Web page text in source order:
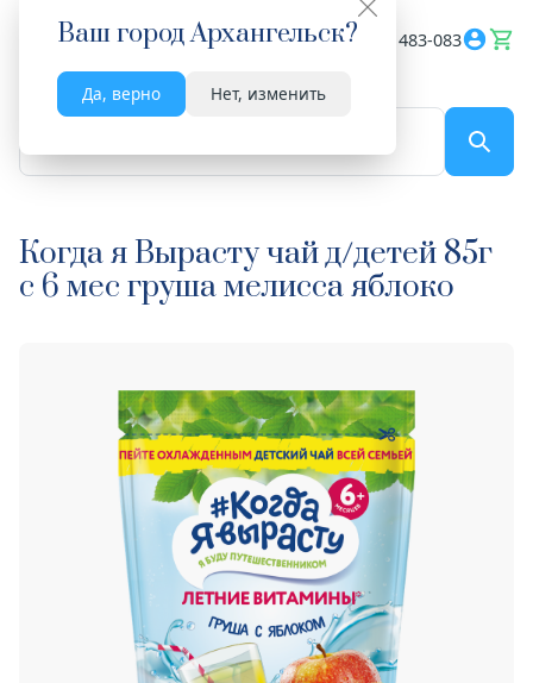
Ваш городАрхангельск?
Да, верно Нет, изменить
Весь сайт 8182 483-083
Когда я Вырасту чай д/детей 85г
с 6 мес груша мелисса яблоко